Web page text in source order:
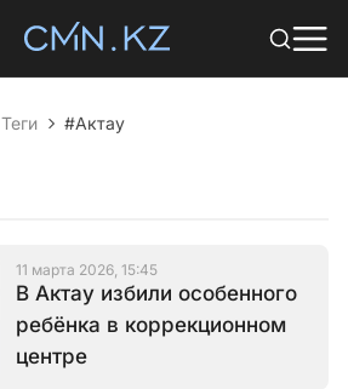
Теги #Актау
11 марта 2026, 15:45
В Актау избили особенного
ребёнка в коррекционном
центре